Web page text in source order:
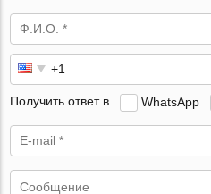
Получить ответ в WhatsApp